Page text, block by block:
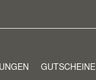
GUTSCHEINE